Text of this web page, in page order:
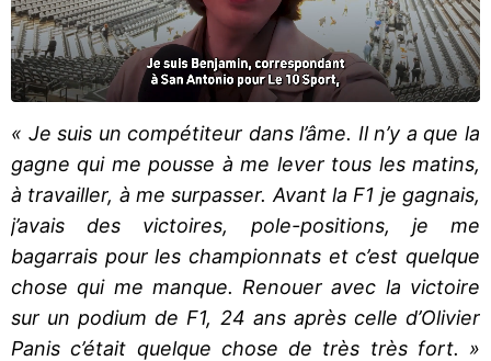
« Je suis un compétiteur dans l’âme. Il n’y a que la
gagne qui me pousse à me lever tous les matins,
à travailler, à me surpasser. Avant la F1 je gagnais,
j’avais des victoires, pole-positions, je me
bagarrais pour les championnats et c’est quelque
chose qui me manque. Renouer avec la victoire
sur un podium de F1, 24 ans après celle d’Olivier
Panis c’était quelque chose de très très fort. »